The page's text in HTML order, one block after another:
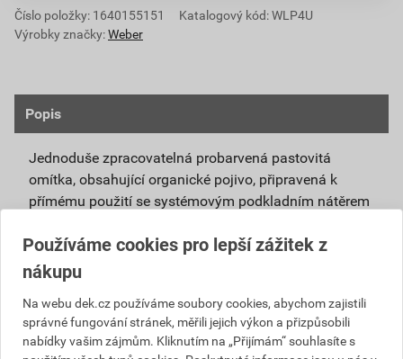
Číslo položky: 1640155151
Katalogový kód: WLP4U
Výrobky značky:Weber
Popis
Jednoduše zpracovatelná probarvená pastovitá
omítka, obsahující organické pojivo, připravená k
přímému použití se systémovým podkladním nátěrem
Vlivem ochlazování vnějšího souvrství
zateplovacích systémů v nočních hodinách,
dochází ke kondenzaci vody na povrchu, která
vytváří živnou půdu pro růst nevzhledných řas.
Povrch omítky weberpas aquaBalance dokáže
Používáme cookies pro lepší zážitek z
nákupu
Na webu dek.cz používáme soubory cookies, abychom zajistili
správné fungování stránek, měřili jejich výkon a přizpůsobili
nabídky vašim zájmům. Kliknutím na „Přijímám“ souhlasíte s